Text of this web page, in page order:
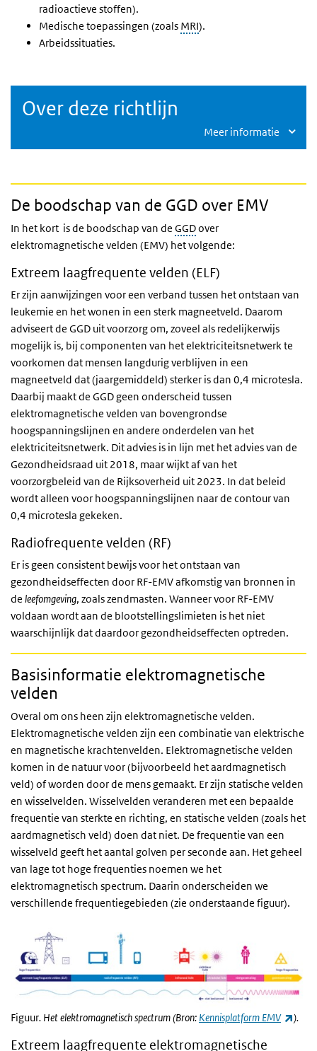
radioactieve stoffen).
Medische toepassingen (zoals MRI).
Arbeidssituaties.
Over deze richtlijn
Meer informatie
De boodschap van de GGD over EMV
In het kort is de boodschap van de GGDover
elektromagnetische velden (EMV) het volgende:
Extreem laagfrequente velden (ELF)
Er zijn aanwijzingen voor een verband tussen het ontstaan van
leukemie en het wonen in een sterk magneetveld. Daarom
adviseert de GGD uit voorzorg om, zoveel als redelijkerwijs
mogelijk is, bij componenten van het elektriciteitsnetwerk te
voorkomen dat mensen langdurig verblijven in een
magneetveld dat (jaargemiddeld) sterker is dan 0,4 microtesla.
Daarbij maakt de GGD geen onderscheid tussen
elektromagnetische velden van bovengrondse
hoogspanningslijnen en andere onderdelen van het
elektriciteitsnetwerk. Dit advies is in lijn met het advies van de
Gezondheidsraad uit 2018, maar wijkt af van het
voorzorgbeleid van de Rijksoverheid uit 2023. In dat beleid
wordt alleen voor hoogspanningslijnen naar de contour van
0,4 microtesla gekeken.
Radiofrequente velden (RF)
Er is geen consistent bewijs voor het ontstaan van
gezondheidseffecten door RF-EMV afkomstig van bronnen in
de leefomgeving, zoals zendmasten. Wanneer voor RF-EMV
voldaan wordt aan de blootstellingslimieten is het niet
waarschijnlijk dat daardoor gezondheidseffecten optreden.
Basisinformatie elektromagnetische
velden
Overal om ons heen zijn elektromagnetische velden.
Elektromagnetische velden zijn een combinatie van elektrische
en magnetische krachtenvelden. Elektromagnetische velden
komen in de natuur voor (bijvoorbeeld het aardmagnetisch
veld) of worden door de mens gemaakt. Er zijn statische velden
en wisselvelden. Wisselvelden veranderen met een bepaalde
frequentie van sterkte en richting, en statische velden (zoals het
aardmagnetisch veld) doen dat niet. De frequentie van een
wisselveld geeft het aantal golven per seconde aan. Het geheel
van lage tot hoge frequenties noemen we het
elektromagnetisch spectrum. Daarin onderscheiden we
verschillende frequentiegebieden (zie onderstaande figuur).
Figuur. Het elektromagnetisch spectrum (Bron: Kennisplatform EMV ).
Extreem laagfrequente elektromagnetische